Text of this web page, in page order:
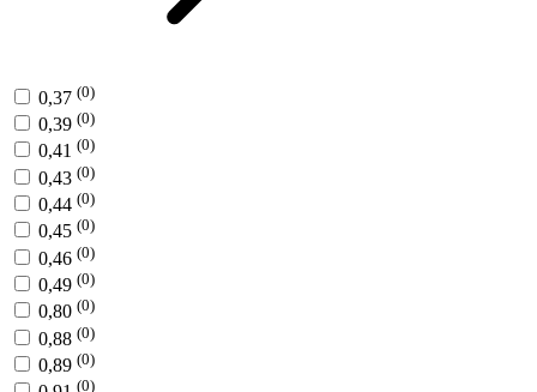
0,37 (0)
0,39 (0)
0,41 (0)
0,43 (0)
0,44 (0)
0,45 (0)
0,46 (0)
0,49 (0)
0,80 (0)
0,88 (0)
0,89 (0)
(0)